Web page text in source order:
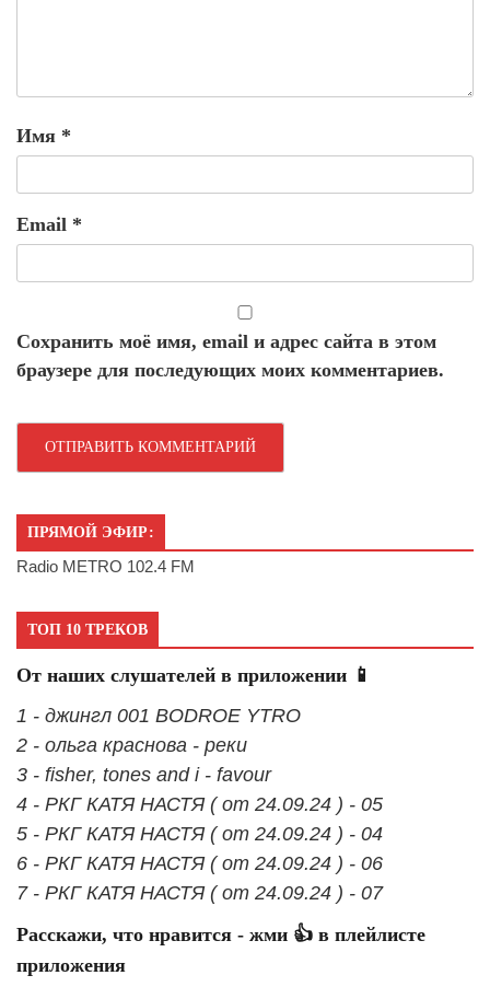
Имя *
Email *
Сохранить моё имя, email и адрес сайта в этом
браузере для последующих моих комментариев.
ПРЯМОЙ ЭФИР:
Radio METRO 102.4 FM
ТОП 10 ТРЕКОВ
От наших слушателей в приложении 📱
1 - джингл 001 BODROE YTRO
2 - ольга краснова - реки
3 - fisher, tones and i - favour
4 - РКГ КАТЯ НАСТЯ ( от 24.09.24 ) - 05
5 - РКГ КАТЯ НАСТЯ ( от 24.09.24 ) - 04
6 - РКГ КАТЯ НАСТЯ ( от 24.09.24 ) - 06
7 - РКГ КАТЯ НАСТЯ ( от 24.09.24 ) - 07
Расскажи, что нравится - жми 👍 в плейлисте
приложения